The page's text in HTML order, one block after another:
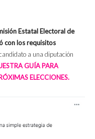
Estatal Electoral de
con los requisitos
a una diputación
GUÍA PARA
ELECCIONES.